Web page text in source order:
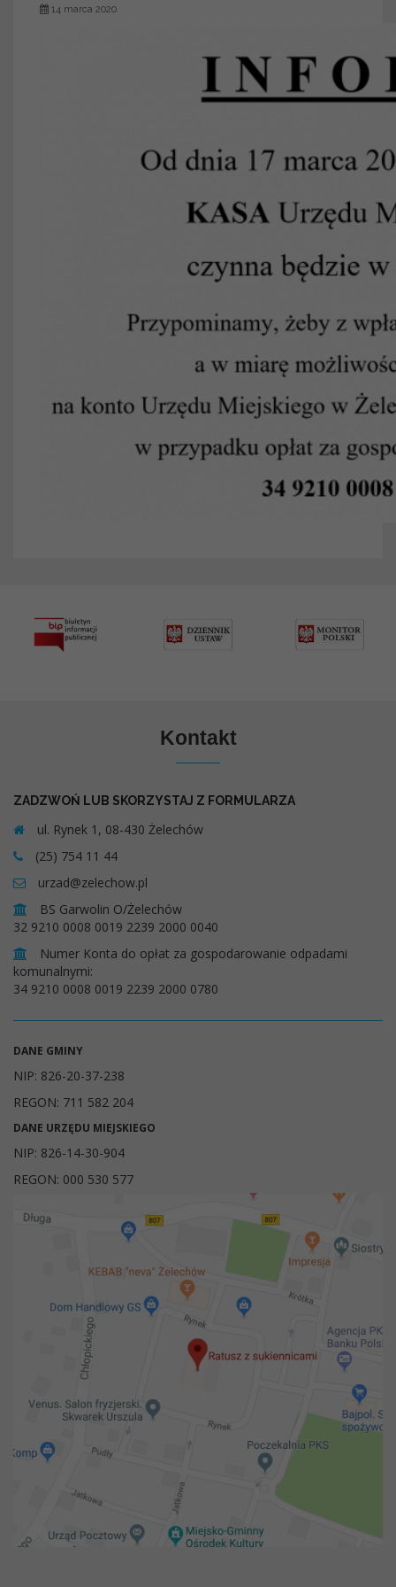
14 marca 2020
Kontakt
ZADZWOŃ LUB SKORZYSTAJ Z FORMULARZA
ul. Rynek 1, 08-430 Żelechów
(25) 754 11 44
urzad@zelechow.pl
BS Garwolin O/Żelechów
32 9210 0008 0019 2239 2000 0040
Numer Konta do opłat za gospodarowanie odpadami
komunalnymi:
34 9210 0008 0019 2239 2000 0780
DANE GMINY
NIP: 826-20-37-238
REGON: 711 582 204
DANE URZĘDU MIEJSKIEGO
NIP: 826-14-30-904
REGON: 000 530 577